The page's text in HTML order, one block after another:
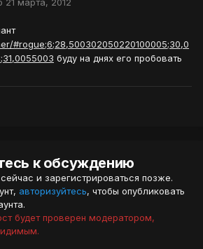
21 марта, 2012
#rogue;6;28,500302050220100005;30,0
буду на днях его пробовать
к обсуждению
и зарегистрироваться позже.
авторизуйтесь, чтобы опубликовать
будет проверен модератором,